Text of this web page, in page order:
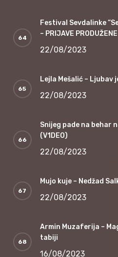
Festival Sevdalinke
– PRIJAVE
22/08/2023
Lejla Mešalić – Ljubav
22/08/2023
Snijeg pade na behar
(V1DEO)
22/08/2023
Mujo kuje – Nedžad
22/08/2023
Armin Muzaferija –
tabiji
16/08/2023